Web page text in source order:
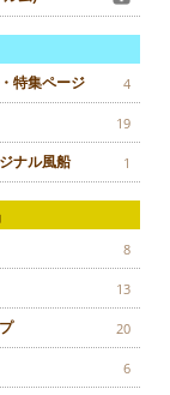
特集ページ 4
19
ナル風船 1
8
13
20
6